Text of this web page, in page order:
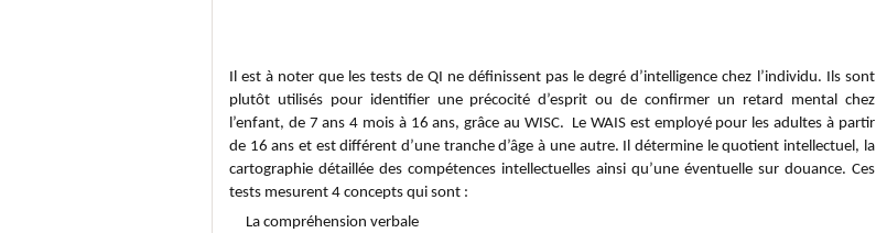
Il est à noter que les tests de QI ne définissent pas le degré d’intelligence chez l’individu. Ils sont
plutôt utilisés pour identifier une précocité d’esprit ou de confirmer un retard mental chez
l’enfant, de 7 ans 4 mois à 16 ans, grâce au WISC. Le WAIS est employé pour les adultes à partir
de 16 ans et est différent d’une tranche d’âge à une autre. Il détermine le quotient intellectuel, la
cartographie détaillée des compétences intellectuelles ainsi qu’une éventuelle sur douance. Ces
tests mesurent 4 concepts qui sont :
La compréhension verbale